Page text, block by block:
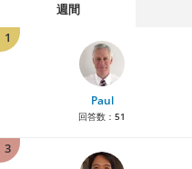
週間
1
Paul
回答数： 51
3